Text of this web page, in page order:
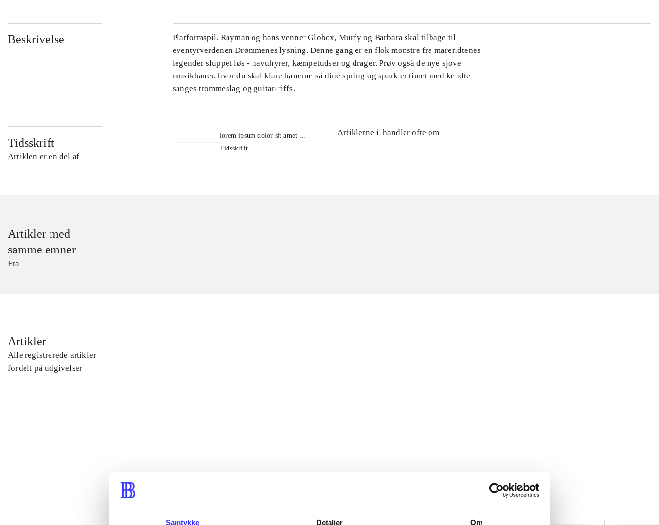
Samtykke Detaljer Om
Beskrivelse
Platformspil. Rayman og hans venner Globox, Murfy og Barbara skal tilbage til
eventyrverdenen Drømmenes lysning. Denne gang er en flok monstre fra mareridtenes
legender sluppet løs - havuhyrer, kæmpetudser og drager. Prøv også de nye sjove
musikbaner, hvor du skal klare banerne så dine spring og spark er timet med kendte
sanges trommeslag og guitar-riffs.
Tidsskrift
Artiklen er en del af
lorem ipsum dolor sit amet ...
Tidsskrift
Artiklerne i handler ofte om
Artikler med
samme emner
Fra
Artikler
Alle registrerede artikler
fordelt på udgivelser